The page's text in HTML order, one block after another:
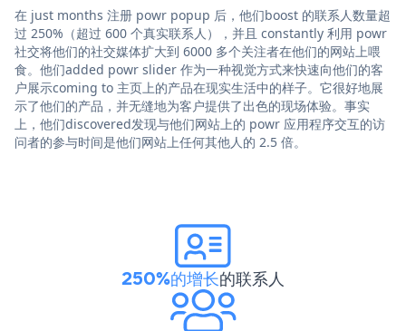
在 just months 注册 powr popup 后，他们boost 的联系人数量超
过 250%（超过 600 个真实联系人），并且 constantly 利用 powr
社交将他们的社交媒体扩大到 6000 多个关注者在他们的网站上喂
食。他们added powr slider 作为一种视觉方式来快速向他们的客
户展示coming to 主页上的产品在现实生活中的样子。它很好地展
示了他们的产品，并无缝地为客户提供了出色的现场体验。事实
上，他们discovered发现与他们网站上的 powr 应用程序交互的访
问者的参与时间是他们网站上任何其他人的 2.5 倍。
250%的增长的联系人